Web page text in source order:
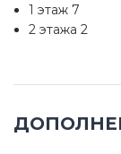
1 этаж 7
2 этажа 2